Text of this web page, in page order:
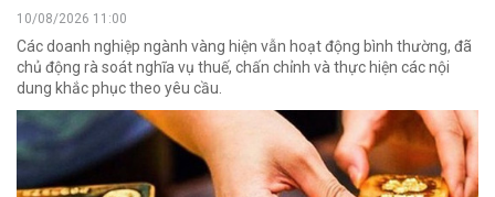
10/08/2026 11:00
Các doanh nghiệp ngành vàng hiện vẫn hoạt động bình thường, đã
chủ động rà soát nghĩa vụ thuế, chấn chỉnh và thực hiện các nội
dung khắc phục theo yêu cầu.